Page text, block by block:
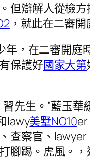
辯解人從檢方
，就此在二審
年，在二審開
保護好國家大第
先生。”藍玉華
lawy美墅NO10
查察官、
腳踢。虎風。